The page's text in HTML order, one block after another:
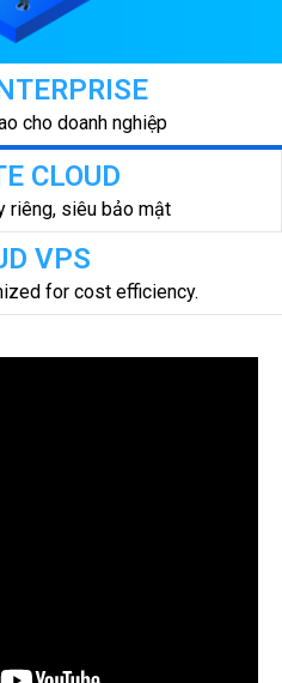
cho doanh nghiệp
CLOUD
riêng, siêu bảo mật
VPS
for cost efficiency.